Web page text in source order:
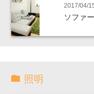
2017/04/
ソファ
照明